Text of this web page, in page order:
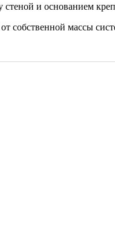
и основанием
собственной массы